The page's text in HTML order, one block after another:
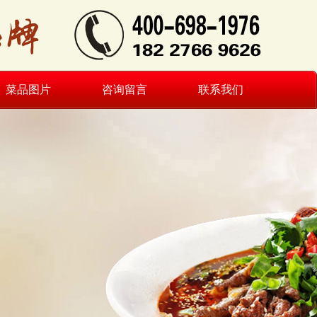
菜品图片 咨询留言 联系我们